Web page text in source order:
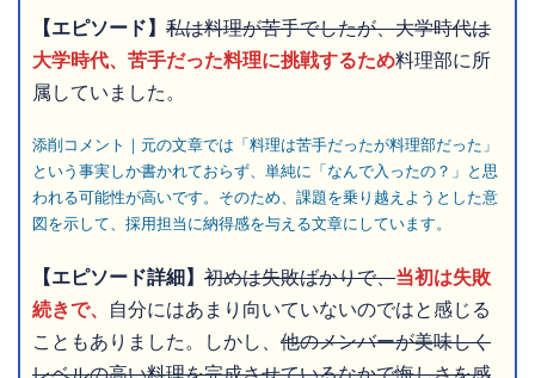
【エピソード】 私は料理が苦手でしたが、大学時代は
大学時代、苦手だった料理に挑戦するため料理部に所
属していました。
添削コメント｜元の文章では「料理は苦手だったが料理部だった」
という事実しか書かれておらず、単純に「なんで入ったの？」と思
われる可能性が高いです。そのため、課題を乗り越えようとした意
図を示して、採用担当に納得感を与える文章にしています。
【エピソード詳細】 初めは失敗ばかりで、当初は失敗
続きで、
自分にはあまり向いていないのではと感じる
こともありました。しかし、 他のメンバーが美味しく
レベルの高い料理を完成させているなかで悔しさを感